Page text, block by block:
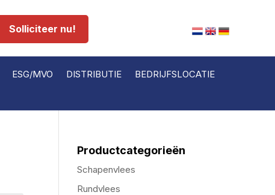
Solliciteer nu!
ESG/MVO DISTRIBUTIE
BEDRIJFSLOCATIE
Productcategorieën
Schapenvlees
Rundvlees